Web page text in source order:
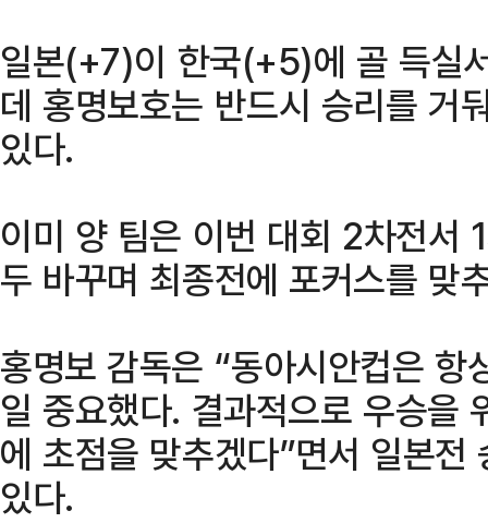
일본(+7)이 한국(+5)에 골 득실
데 홍명보호는 반드시 승리를 거
있다.
이미 양 팀은 이번 대회 2차전서
두 바꾸며 최종전에 포커스를 맞
홍명보 감독은 “동아시안컵은
일 중요했다. 결과적으로 우승을
에 초점을 맞추겠다”면서 일본
있다.